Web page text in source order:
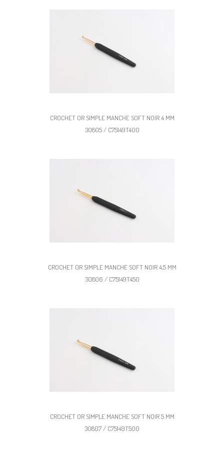
CROCHET OR SIMPLE MANCHE SOFT NOIR 4 MM
30805 / C75149T400
CROCHET OR SIMPLE MANCHE SOFT NOIR 4,5 MM
30806 / C75149T450
CROCHET OR SIMPLE MANCHE SOFT NOIR 5 MM
30807 / C75149T500